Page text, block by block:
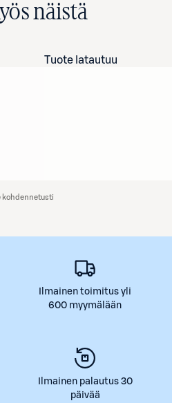
näistä
Tuote latautuu
kohdennetusti
Ilmainen toimitus yli
600 myymälään
Ilmainen palautus 30
päivää